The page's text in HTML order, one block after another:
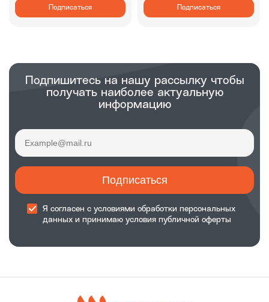
Подписаться Подписаться
Подпишитесь на нашу рассылку чтобы
получать наиболее актуальную
информацию
Подписаться
Я согласен с условиями обработки персональных
данных и принимаю условия публичной оферты